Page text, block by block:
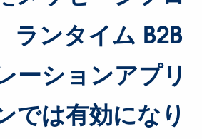
ランタイム B2B
ーションアプリ
では有効になり